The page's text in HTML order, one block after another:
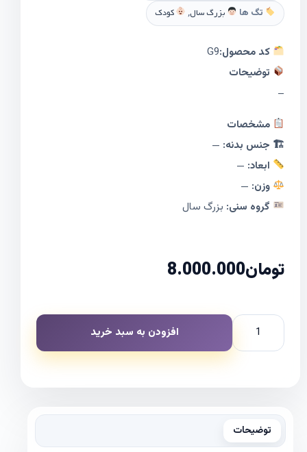
تگ ها
بزرگ سال, کودک
کد محصول:G9
توضیحات
–
مشخصات
🏗 جنس بدنه: —
ابعاد: —
وزن: —
گروه سنی: بزرگ سال
تومان8.000.000
افزودن به سبد خرید
توضیحات